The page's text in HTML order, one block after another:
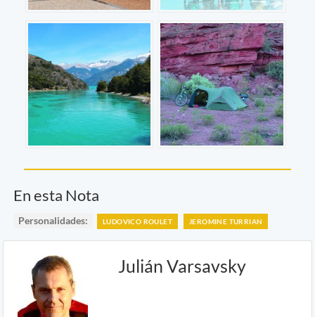
En esta Nota
Personalidades: LUDOVICO ROULET JEROMINE TURRIAN
Julián Varsavsky